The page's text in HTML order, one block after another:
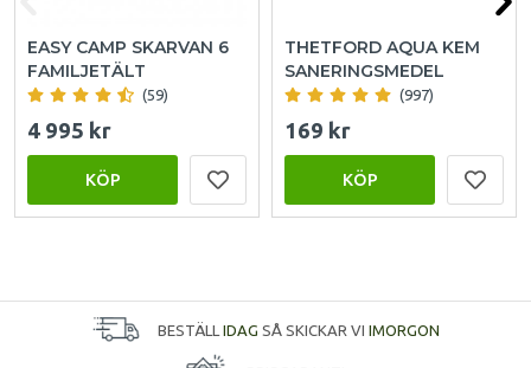
EASY CAMP SKARVAN 6
FAMILJETÄLT
(59)
4 995 kr
KÖP
THETFORD AQUA KEM
SANERINGSMEDEL
(997)
169 kr
KÖP
BESTÄLL IDAG SÅ SKICKAR VI IMORGON